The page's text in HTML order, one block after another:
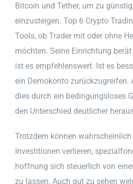
Bitcoin und Tether, um zu
einzusteigen. Top 6 Crypto
Tools, ob Trader mit oder ohne
möchten. Seine Einrichtung
ist es empfehlenswert. Ist es
ein Demokonto zurückzugreifen.
dies durch ein bedingungsloses
den Unterschied deutlicher
Trotzdem können
Investitionen verlieren,
hoffnung sich steuerlich von
zu lassen. Auch gut zu sehen